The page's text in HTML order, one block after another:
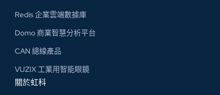
Redis 企業雲端數據庫
Domo 商業智慧分析平台
CAN 總線​產品
VUZIX 工業用智能眼鏡
關於虹科